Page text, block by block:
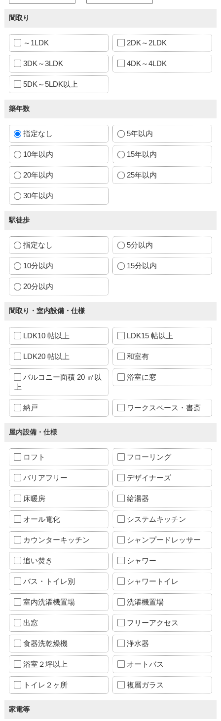
間取り
～1LDK 2DK～2LDK
3DK～3LDK 4DK～4LDK
5DK～5LDK以上
築年数
指定なし 5年以内
10年以内 15年以内
20年以内 25年以内
30年以内
駅徒歩
指定なし 5分以内
10分以内 15分以内
20分以内
間取り・室内設備・仕様
LDK10 帖以上 LDK15 帖以上
LDK20 帖以上 和室有
バルコニー面積 20 ㎡以
上
浴室に窓
納戸 ワークスペース・書斎
屋内設備・仕様
ロフト フローリング
バリアフリー デザイナーズ
床暖房 給湯器
オール電化 システムキッチン
カウンターキッチン シャンプードレッサー
追い焚き シャワー
バス・トイレ別 シャワートイレ
室内洗濯機置場 洗濯機置場
出窓 フリーアクセス
食器洗乾燥機 浄水器
浴室２坪以上 オートバス
トイレ２ヶ所 複層ガラス
家電等